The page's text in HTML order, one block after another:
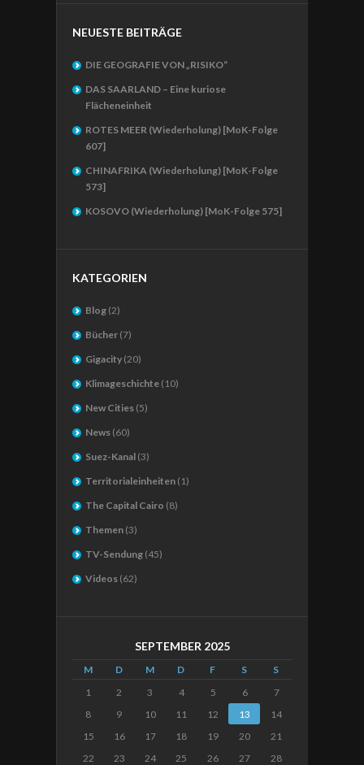
NEUESTE BEITRÄGE
DIE GEOGRAFIE VON „RISIKO“
DAS SAARLAND – Eine kuriose
Flächeneinheit
ROTES MEER (Wiederholung) [MoK-Folge
607]
CHINAFRIKA (Wiederholung) [MoK-Folge
573]
KOSOVO (Wiederholung) [MoK-Folge 575]
KATEGORIEN
Blog (2)
Bücher (7)
Gigacity (20)
Klimageschichte (10)
New Cities (5)
News (60)
Suez-Kanal (3)
Territorialeinheiten (1)
The Capital Cairo (8)
Themen (3)
TV-Sendung (45)
Videos (62)
SEPTEMBER 2025
M D M D F S
S
1
2 3 4 5 6
7
8
9 10 11 12 13
14
15
16 17 18 19 20
21
22
23 24 25 26 27
28